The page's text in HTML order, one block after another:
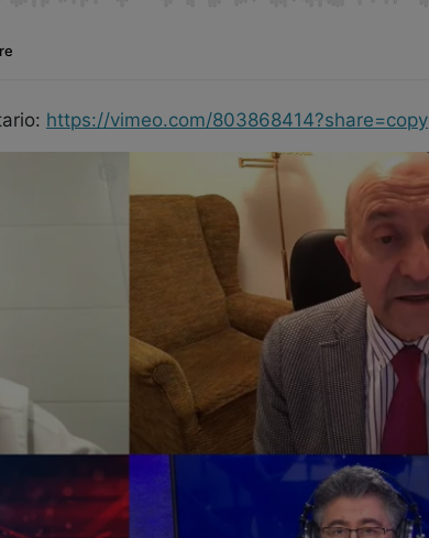
https://vimeo.com/803868414?share=copy